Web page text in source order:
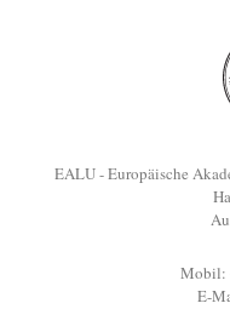
EALU - Europäische
Mobil:
E-